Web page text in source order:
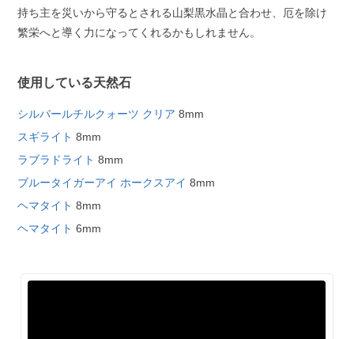
持ち主を災いから守るとされる山梨黒水晶と合わせ、厄を除け
繁栄へと導く力になってくれるかもしれません。
使用している天然石
シルバールチルクォーツ クリア 8mm
スギライト 8mm
ラブラドライト 8mm
ブルータイガーアイ ホークスアイ 8mm
ヘマタイト 8mm
ヘマタイト 6mm